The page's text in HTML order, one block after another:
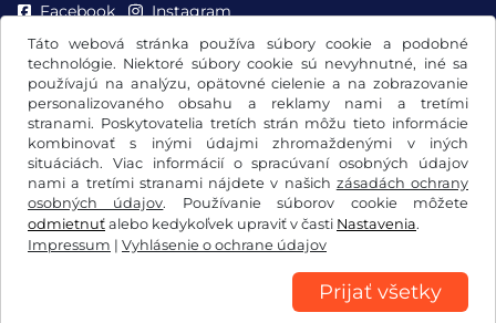
Táto webová stránka používa súbory cookie a podobné
technológie. Niektoré súbory cookie sú nevyhnutné, iné sa
používajú na analýzu, opätovné cielenie a na zobrazovanie
personalizovaného obsahu a reklamy nami a tretími
stranami. Poskytovatelia tretích strán môžu tieto informácie
kombinovať s inými údajmi zhromaždenými v iných
situáciách. Viac informácií o spracúvaní osobných údajov
nami a tretími stranami nájdete v našich zásadách ochrany
osobných údajov. Používanie súborov cookie môžete
odmietnuť alebo kedykoľvek upraviť v časti Nastavenia.
Impressum | Vyhlásenie o ochrane údajov
Prijať všetky
Facebook Instagram
VOB/právo na odstúpenie
Vyhlásenie o ochrane údajov
Impressum